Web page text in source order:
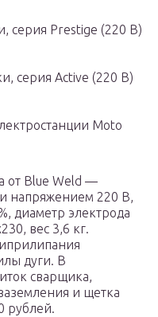
серия Prestige (220 В)
серия Active (220 В)
Moto
от Blue Weld —
напряжением 220 В,
диаметр электрода
вес 3,6 кг.
дуги. В
сварщика,
и щетка
рублей.